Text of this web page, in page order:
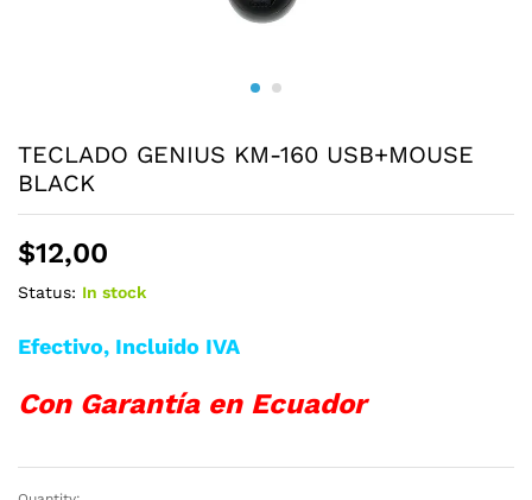
TECLADO GENIUS KM-160 USB+MOUSE
BLACK
$12,00
Status: In stock
Efectivo, Incluido IVA
Con Garantía en Ecuador